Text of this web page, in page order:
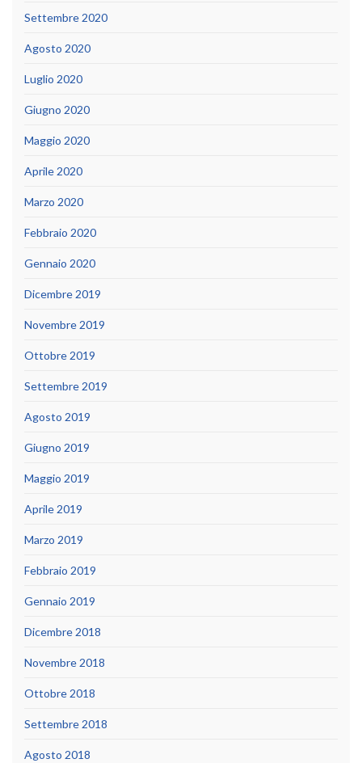
Settembre 2020
Agosto 2020
Luglio 2020
Giugno 2020
Maggio 2020
Aprile 2020
Marzo 2020
Febbraio 2020
Gennaio 2020
Dicembre 2019
Novembre 2019
Ottobre 2019
Settembre 2019
Agosto 2019
Giugno 2019
Maggio 2019
Aprile 2019
Marzo 2019
Febbraio 2019
Gennaio 2019
Dicembre 2018
Novembre 2018
Ottobre 2018
Settembre 2018
Agosto 2018